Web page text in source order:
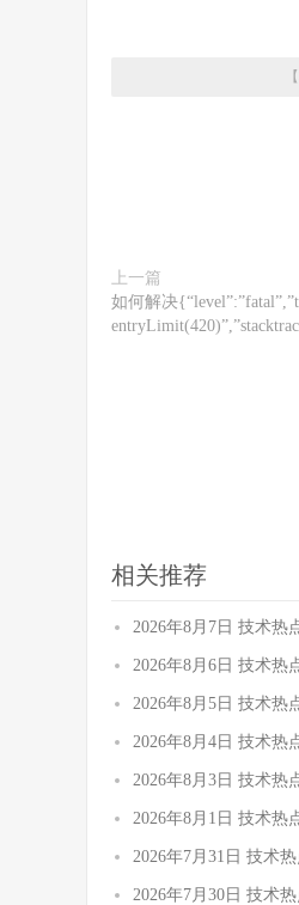
上一篇
如何解决
相关推荐
2026年8月7日 技术热
2026年8月6日 技术热
2026年8月5日 技术热
2026年8月4日 技术热
2026年8月3日 技术热
2026年8月1日 技术热
2026年7月31日 技术
2026年7月30日 技术